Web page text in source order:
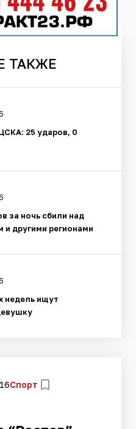
ТАКЖЕ
25 ударов, 0
за ночь сбили над
другими регионами
недель ищут
Спорт